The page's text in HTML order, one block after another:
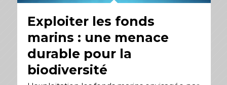
Exploiter les fonds
marins : une menace
durable pour la
biodiversité